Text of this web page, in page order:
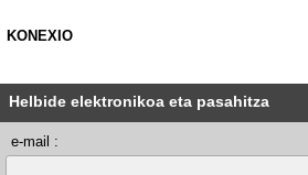
KONEXIO
Helbide elektronikoa eta pasahitza
e-mail :